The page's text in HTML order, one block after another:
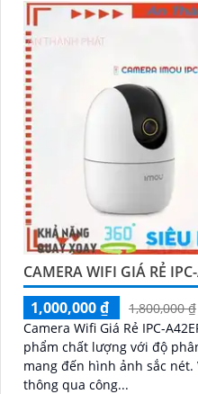
CAMERA WIFI GIÁ RẺ
1,000,000 ₫
1,800,000 ₫
Camera Wifi Giá Rẻ IPC-
phẩm chất lượng với độ
mang đến hình ảnh sắc nét. Với khả năng xem ban đêm
thông qua công...